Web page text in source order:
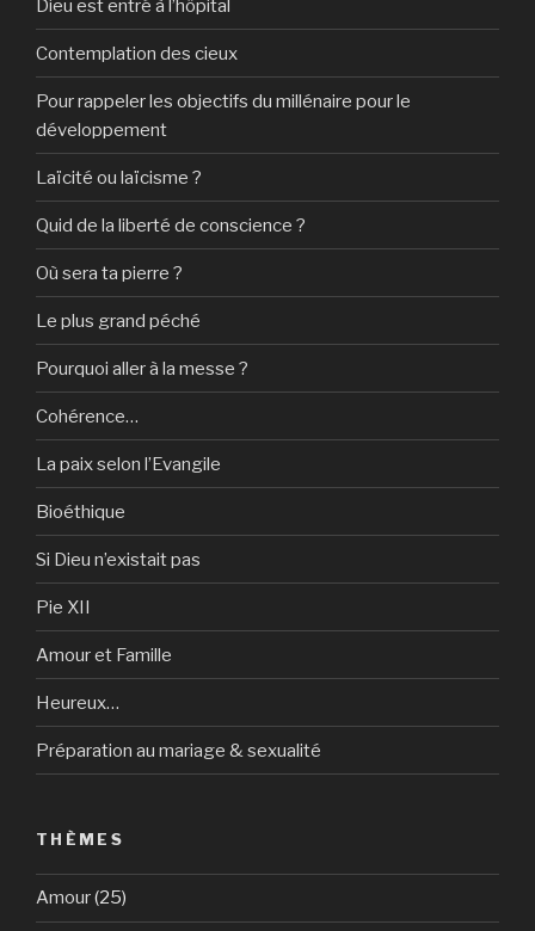
Dieu est entré à l’hôpital
Contemplation des cieux
Pour rappeler les objectifs du millénaire pour le
développement
Laïcité ou laïcisme ?
Quid de la liberté de conscience ?
Où sera ta pierre ?
Le plus grand péché
Pourquoi aller à la messe ?
Cohérence…
La paix selon l’Evangile
Bioéthique
Si Dieu n’existait pas
Pie XII
Amour et Famille
Heureux…
Préparation au mariage & sexualité
THÈMES
Amour(25)